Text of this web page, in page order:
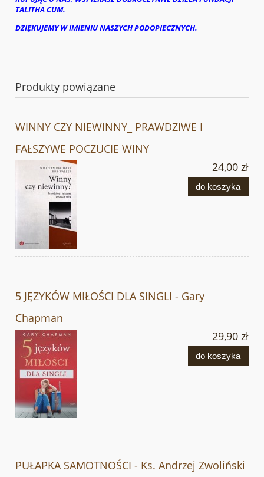
TALITHA CUM.
DZIĘKUJEMY W IMIENIU NASZYCH PODOPIECZNYCH.
Produkty powiązane
WINNY CZY NIEWINNY_ PRAWDZIWE I
FAŁSZYWE POCZUCIE WINY
24,00 zł
do koszyka
5 JĘZYKÓW MIŁOŚCI DLA SINGLI - Gary
Chapman
29,90 zł
do koszyka
PUŁAPKA SAMOTNOŚCI - Ks. Andrzej Zwoliński